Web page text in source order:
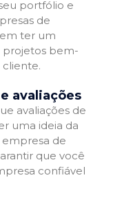
portfólio e
de
ter um
projetos bem-
cliente.
avaliações
avaliações de
uma ideia da
de
que você
confiável